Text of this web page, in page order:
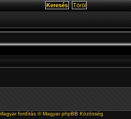
fordítás ©Magyar phpBB Közösség